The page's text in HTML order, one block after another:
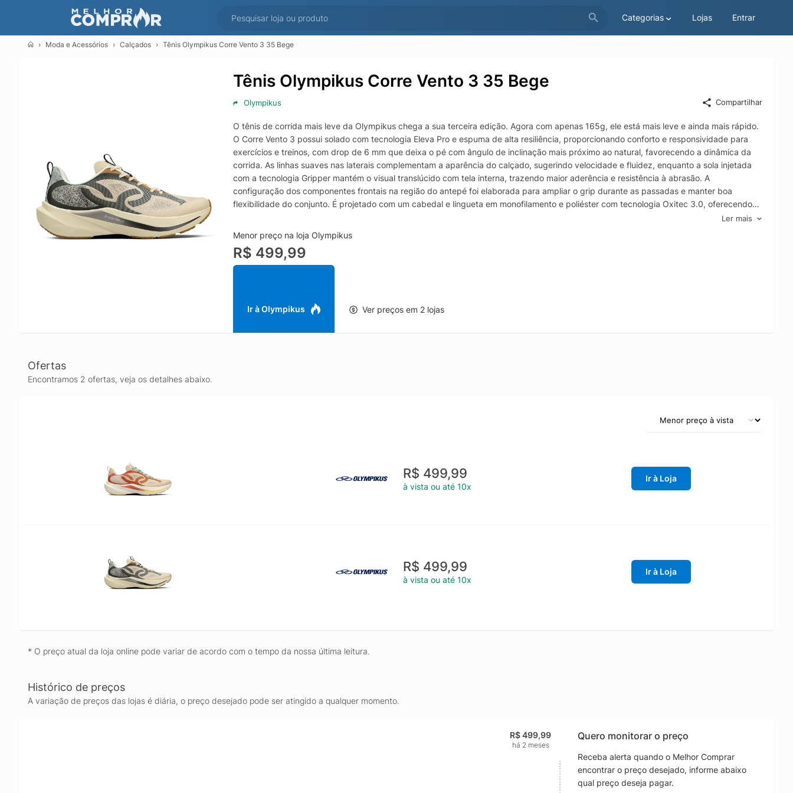
Categorias Lojas Entrar
Moda e Acessórios Calçados Tênis Olympikus Corre Vento 3 35 Bege
Tênis Olympikus Corre Vento 3 35 Bege
Olympikus Compartilhar
O tênis de corrida mais leve da Olympikus chega a sua terceira edição. Agora com apenas 165g, ele está mais leve e ainda mais rápido.
O Corre Vento 3 possui solado com tecnologia Eleva Pro e espuma de alta resiliência, proporcionando conforto e responsividade para
exercícios e treinos, com drop de 6 mm que deixa o pé com ângulo de inclinação mais próximo ao natural, favorecendo a dinâmica da
corrida. As linhas suaves nas laterais complementam a aparência do calçado, sugerindo velocidade e fluidez, enquanto a sola injetada
com a tecnologia Gripper mantém o visual translúcido com tela interna, trazendo maior aderência e resistência à abrasão. A
configuração dos componentes frontais na região do antepé foi elaborada para ampliar o grip durante as passadas e manter boa
flexibilidade do conjunto. É projetado com um cabedal e lingueta em monofilamento e poliéster com tecnologia Oxitec 3.0, oferecendo
alta respirabilidade e flexibilidade para maior desempenho e conforto durante a corrida, complementado pelo logo Olympikus aplicado
em high frequency com material de espessura 0,25mm, conferindo extrema leveza e resistência ao produto. O atacador é composto por
tecido poliéster texturizado para uma amarração mais resistente, enquanto o forro é feito de tecido composto por poliéster e microfibra
para garantir maior conforto. Conta, ainda, com um puxador traseiro em fita para auxiliar no calce, e palmilha plana composta por tecido
poliéster e EVA. Tecnologias: Eleva Pro - Tecnologia de amortecimento que explora o limite de expansão do EVA. Proporciona máxima
monofilamento PA e multifilamento PES, com cabos internos que funcionam como travas de estiramento. Proporcionando a possibilidade
Ler mais
Menor preço na loja Olympikus
R$ 499,99
Ir à Olympikus Ver preços em 2 lojas
Ofertas
Encontramos 2 ofertas, veja os detalhes abaixo.
R$ 499,99
à vista ou até 10x
Ir à Loja
R$ 499,99
à vista ou até 10x
Ir à Loja
* O preço atual da loja online pode variar de acordo com o tempo da nossa última leitura.
Histórico de preços
A variação de preços das lojas é diária, o preço desejado pode ser atingido a qualquer momento.
R$ 499,99
há 2 meses
Quero monitorar o preço
Receba alerta quando o Melhor Comprar
encontrar o preço desejado, informe abaixo
qual preço deseja pagar.